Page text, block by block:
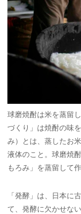
球磨焼酎は米を蒸留
づくり」は焼酎の味
み）とは、蒸したお
液体のこと。球磨焼
もろみ」を蒸留して
「発酵」は、日本に
て、発酵に欠かせな